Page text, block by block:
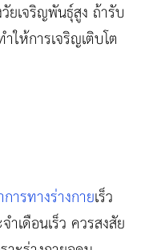
ยเจริญพันธุ์สูง ถ้ารับ
ห้การเจริญเติบโต
ารทางร่างกายเร็ว
เดือนเร็ว ควรสงสัย